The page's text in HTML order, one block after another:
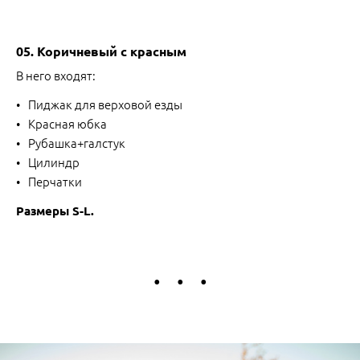
05. Коричневый с красным
В него входят:
Пиджак для верховой езды
Красная юбка
Рубашка+галстук
Цилиндр
Перчатки
Размеры S-L.